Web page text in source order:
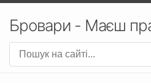
Бровари - Маєш